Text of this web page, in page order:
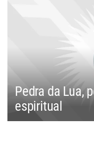
Pedra da Lua,
espiritual